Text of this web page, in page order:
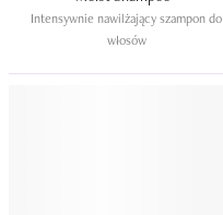
Intensywnie nawilżający szampon do
włosów